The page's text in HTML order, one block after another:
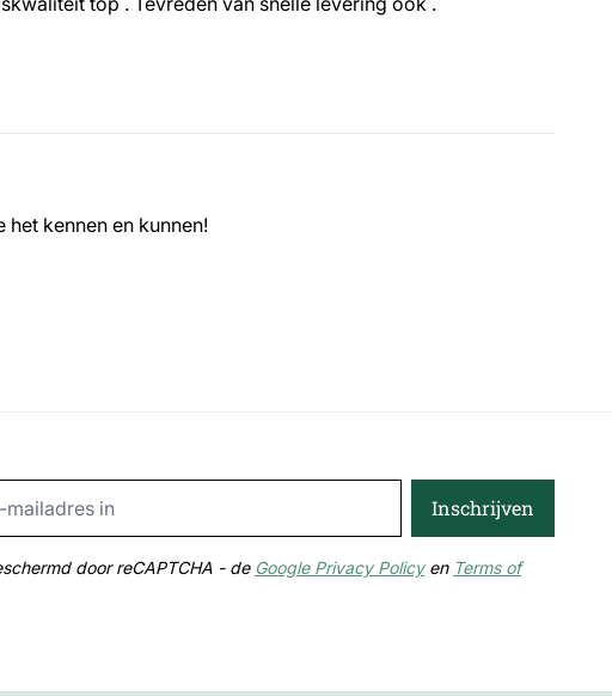
kennen en kunnen!
Inschrijven
door reCAPTCHA - de Google Privacy Policyen Terms of